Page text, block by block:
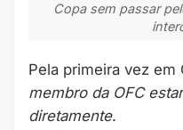
Copa sem passar
Pela primeira vez em
membro da OFC
diretamente.